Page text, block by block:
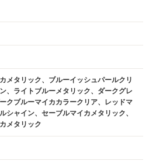
メタリック、ブルーイッシュパールクリ
、ライトブルーメタリック、ダークグレ
クブルーマイカカラークリア、レッドマ
シャイン、セーブルマイカメタリック、
メタリック